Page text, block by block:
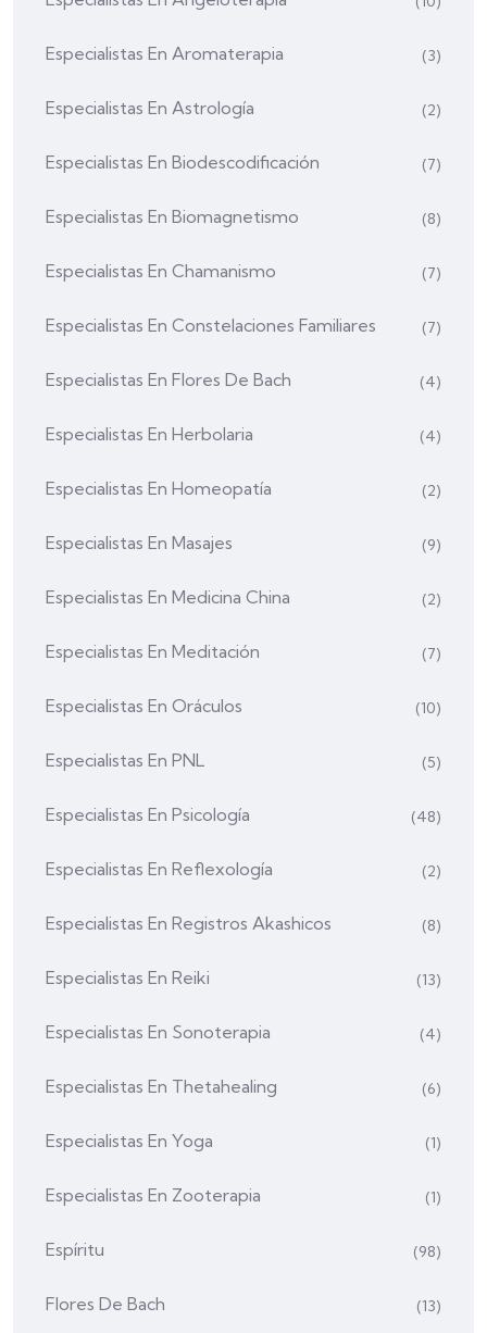
Especialistas En Aromaterapia (3)
Especialistas En Astrología (2)
Especialistas En Biodescodificación (7)
Especialistas En Biomagnetismo (8)
Especialistas En Chamanismo (7)
Especialistas En Constelaciones Familiares (7)
Especialistas En Flores De Bach (4)
Especialistas En Herbolaria (4)
Especialistas En Homeopatía (2)
Especialistas En Masajes (9)
Especialistas En Medicina China (2)
Especialistas En Meditación (7)
Especialistas En Oráculos (10)
Especialistas En PNL (5)
Especialistas En Psicología (48)
Especialistas En Reflexología (2)
Especialistas En Registros Akashicos (8)
Especialistas En Reiki (13)
Especialistas En Sonoterapia (4)
Especialistas En Thetahealing (6)
Especialistas En Yoga (1)
Especialistas En Zooterapia (1)
Espíritu (98)
Flores De Bach (13)